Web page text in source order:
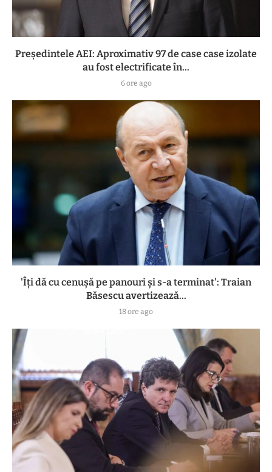
Preşedintele AEI: Aproximativ 97 de case case izolate
au fost electrificate în...
6 ore ago
'Îți dă cu cenușă pe panouri și s-a terminat': Traian
Băsescu avertizează...
18 ore ago